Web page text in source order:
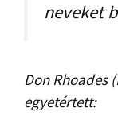
neveket
Don Rhoades
egyetértett: